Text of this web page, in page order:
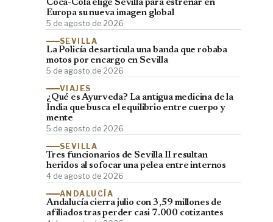
Coca-Cola elige Sevilla para estrenar en
Europa su nueva imagen global
5 de agosto de 2026
SEVILLA
La Policía desarticula una banda que robaba
motos por encargo en Sevilla
5 de agosto de 2026
VIAJES
¿Qué es Ayurveda? La antigua medicina de la
India que busca el equilibrio entre cuerpo y
mente
5 de agosto de 2026
SEVILLA
Tres funcionarios de Sevilla II resultan
heridos al sofocar una pelea entre internos
4 de agosto de 2026
ANDALUCÍA
Andalucía cierra julio con 3,59 millones de
afiliados tras perder casi 7.000 cotizantes